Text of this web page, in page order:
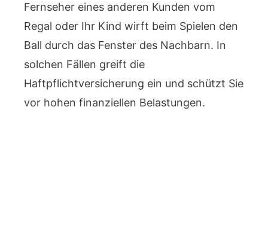
Fernseher eines anderen Kunden vom
Regal oder Ihr Kind wirft beim Spielen den
Ball durch das Fenster des Nachbarn. In
solchen Fällen greift die
Haftpflichtversicherung ein und schützt Sie
vor hohen finanziellen Belastungen.